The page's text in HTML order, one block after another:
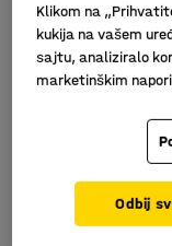
Klikom na
kukija na vašem
sajtu, analiziralo
marketinškim
Odbij